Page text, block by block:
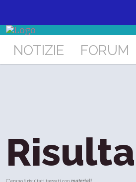
NOTIZIE FORUM